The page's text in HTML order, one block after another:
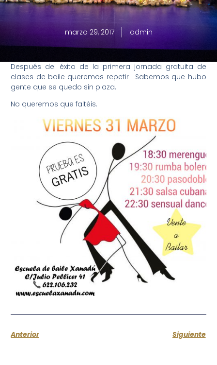
marzo 29, 2017 admin
Después del éxito de la primera jornada gratuita de
clases de baile queremos repetir . Sabemos que hubo
gente que se quedo sin plaza.
No queremos que faltéis.
Anterior Siguiente